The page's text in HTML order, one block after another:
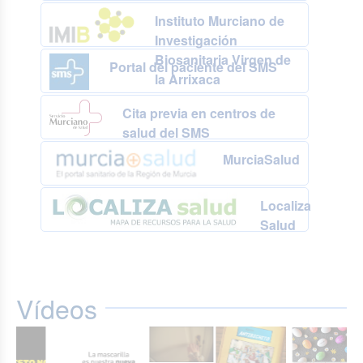
Instituto Murciano de
Investigación
Biosanitaria Virgen de
la Arrixaca
Portal del paciente del SMS
Cita previa en centros de
salud del SMS
MurciaSalud
Localiza
Salud
Vídeos